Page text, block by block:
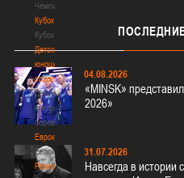
Чемпионат
Кубок
Кубок
Детско-
юношеские
соревнования
Детско-
юношеские
соревнования
Еврокубки
Еврокубки
Разное
04.08.2026
«MINSK»
2026»
31.07.2026
Навсегда в истории